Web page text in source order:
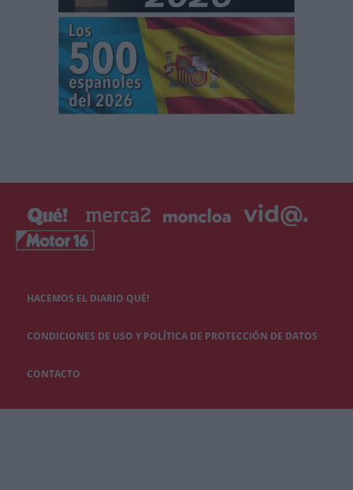
HACEMOS EL DIARIO QUÉ!
CONDICIONES DE USO Y POLÍTICA DE PROTECCIÓN DE DATOS
CONTACTO